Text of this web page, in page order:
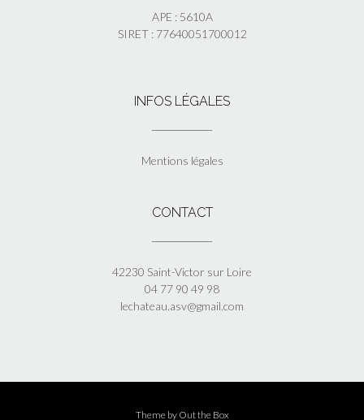
APE : 5610A
SIRET : 77640051700012
INFOS LÉGALES
Mentions légales
CONTACT
42230 Saint-Victor sur Loire
04 77 90 49 98
lechateau.asv@gmail.com
Theme by Out the Box